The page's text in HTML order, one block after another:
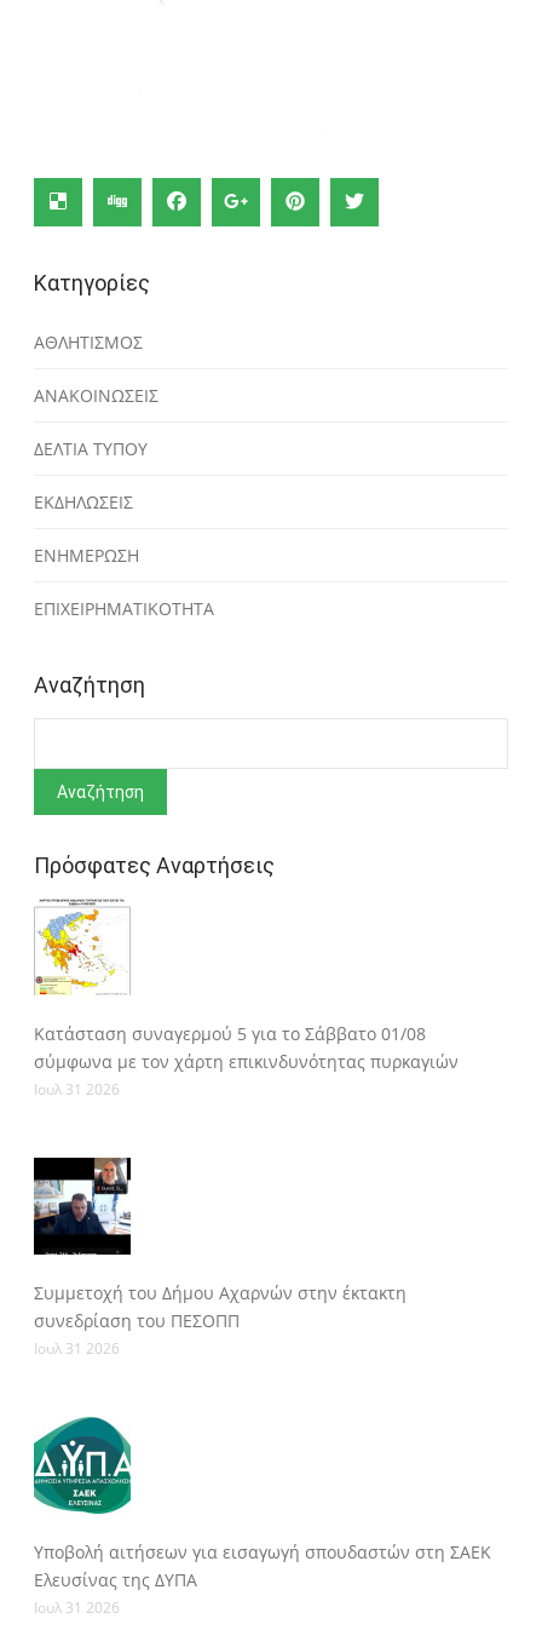
Κατηγορίες
ΑΘΛΗΤΙΣΜΟΣ
ΑΝΑΚΟΙΝΩΣΕΙΣ
ΔΕΛΤΙΑ ΤΥΠΟΥ
ΕΚΔΗΛΩΣΕΙΣ
ΕΝΗΜΕΡΩΣΗ
ΕΠΙΧΕΙΡΗΜΑΤΙΚΟΤΗΤΑ
Αναζήτηση
Πρόσφατες Αναρτήσεις
Κατάσταση συναγερμού 5 για το Σάββατο 01/08
σύμφωνα με τον χάρτη επικινδυνότητας πυρκαγιών
Ιουλ 31 2026
Συμμετοχή του Δήμου Αχαρνών στην έκτακτη
συνεδρίαση του ΠΕΣΟΠΠ
Ιουλ 31 2026
Υποβολή αιτήσεων για εισαγωγή σπουδαστών στη ΣΑΕΚ
Ελευσίνας της ΔΥΠΑ
Ιουλ 31 2026